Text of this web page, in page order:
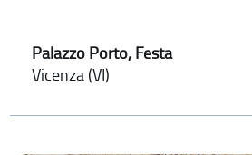
Palazzo Porto, Festa
Vicenza (VI)